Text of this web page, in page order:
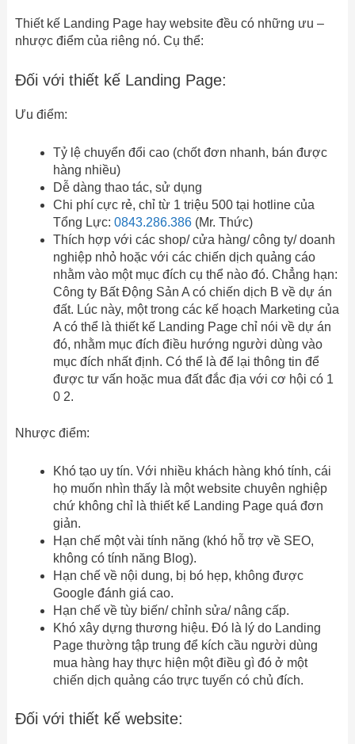
Thiết kế Landing Page hay website đều có những ưu –
nhược điểm của riêng nó. Cụ thể:
Đối với thiết kế Landing Page:
Ưu điểm:
Tỷ lệ chuyển đổi cao (chốt đơn nhanh, bán được
hàng nhiều)
Dễ dàng thao tác, sử dụng
Chi phí cực rẻ, chỉ từ 1 triệu 500 tại hotline của
Tổng Lực: 0843.286.386(Mr. Thức)
Thích hợp với các shop/ cửa hàng/ công ty/ doanh
nghiệp nhỏ hoặc với các chiến dịch quảng cáo
nhằm vào một mục đích cụ thể nào đó. Chẳng hạn:
Công ty Bất Động Sản A có chiến dịch B về dự án
đất. Lúc này, một trong các kế hoạch Marketing của
A có thể là thiết kế Landing Page chỉ nói về dự án
đó, nhằm mục đích điều hướng người dùng vào
mục đích nhất định. Có thể là để lại thông tin để
được tư vấn hoặc mua đất đắc địa với cơ hội có 1
0 2.
Nhược điểm:
Khó tạo uy tín. Với nhiều khách hàng khó tính, cái
họ muốn nhìn thấy là một website chuyên nghiệp
chứ không chỉ là thiết kế Landing Page quá đơn
giản.
Hạn chế một vài tính năng (khó hỗ trợ về SEO,
không có tính năng Blog).
Hạn chế về nội dung, bị bó hẹp, không được
Google đánh giá cao.
Hạn chế về tùy biến/ chỉnh sửa/ nâng cấp.
Khó xây dựng thương hiệu. Đó là lý do Landing
Page thường tập trung để kích cầu người dùng
mua hàng hay thực hiện một điều gì đó ở một
chiến dịch quảng cáo trực tuyến có chủ đích.
Đối với thiết kế website: